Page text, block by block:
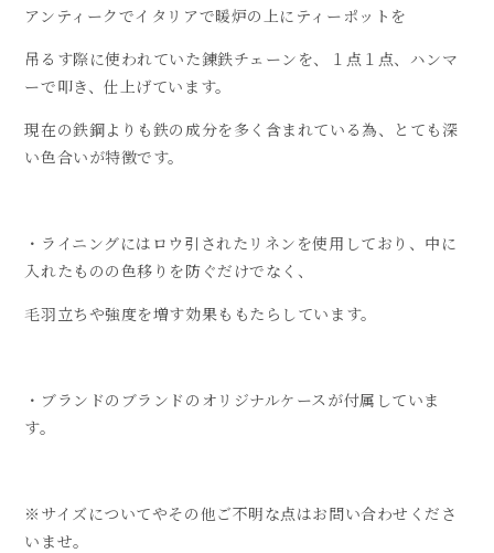
アンティークでイタリアで暖炉の上にティーポットを
吊るす際に使われていた錬鉄チェーンを、１点１点、ハンマ
ーで叩き、仕上げています。
現在の鉄鋼よりも鉄の成分を多く含まれている為、とても深
い色合いが特徴です。
・ライニングにはロウ引されたリネンを使用しており、中に
入れたものの色移りを防ぐだけでなく、
毛羽立ちや強度を増す効果ももたらしています。
・ブランドのブランドのオリジナルケースが付属していま
す。
※サイズについてやその他ご不明な点はお問い合わせくださ
いませ。